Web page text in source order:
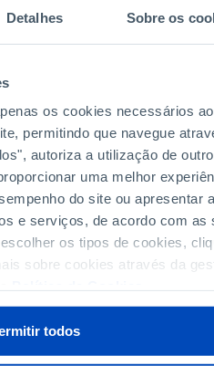
Detalhes Sobre os
os cookies necessários ao
permitindo que navegue
autoriza a utilização de
uma melhor
do site ou apresentar
e serviços, de acordo com as
os tipos de cookies,
sobre cookies através da
todos
em circulação: total e por tipo de